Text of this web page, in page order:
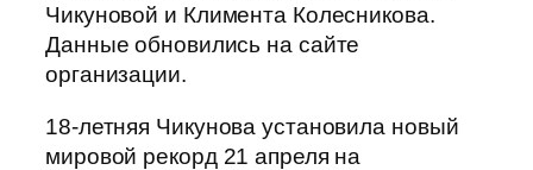
Чикуновой и Климента Колесникова.
Данные обновились на сайте
организации.
18-летняя Чикунова установила новый
мировой рекорд 21 апреля на